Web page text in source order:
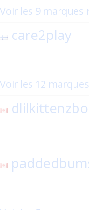
Voir les 9 marques
care2play
Voir les 12